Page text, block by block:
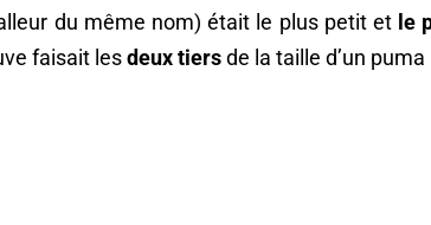
du même nom) était le plus petit et le
faisait lesdeux tiersde la taille d’un